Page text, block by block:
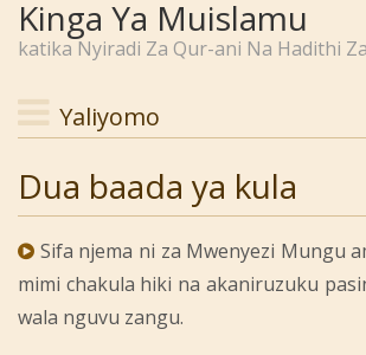
Kinga Ya Muislamu
katika Nyiradi Za Qur-ani Na Hadithi
Yaliyomo
Dua baada ya kula
Sifa njema ni za Mwenyezi Mungu
mimi chakula hiki na akaniruzuku
wala nguvu zangu.